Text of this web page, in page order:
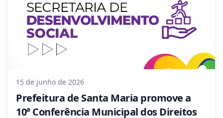
15 de junho de 2026
Prefeitura de Santa Maria promove a
10ª Conferência Municipal dos Direitos